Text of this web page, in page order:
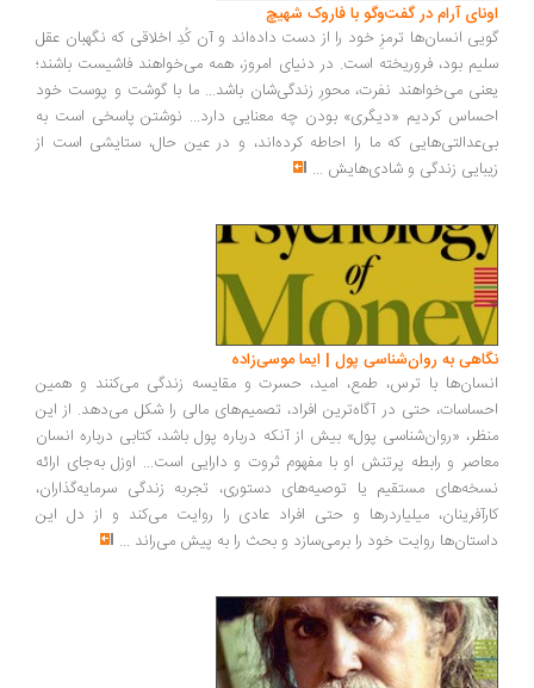
آرام در گفت‌وگو با فاروک شهیچ‭
انسان‌ها ترمزِ خود را از دست داده‌اند و آن کُدِ اخلاقی که نگهبان عقل
بود، فروریخته است. در دنیای امروز، همه می‌خواهند فاشیست باشند؛
می‌خواهند نفرت، محورِ زندگی‌شان باشد... ما با گوشت و پوست خود
کردیم «دیگری» بودن چه معنایی دارد... نوشتن پاسخی است به
که ما را احاطه کرده‌اند، و در عین حال، ستایشی است از
زندگی و شادی‌هایش...
به روان‌شناسی پول | ایما موسی‌زاده
با ترس، طمع، امید، حسرت و مقایسه زندگی می‌کنند و همین
حتی در آگاه‌ترین افراد، تصمیم‌های مالی را شکل می‌دهد. از این
«روان‌شناسی پول» بیش از آنکه درباره پول باشد، کتابی درباره انسان
و رابطه پرتنش او با مفهوم ثروت و دارایی است... اوزل به‌جای ارائه
مستقیم یا توصیه‌های دستوری، تجربه زندگی سرمایه‌گذاران،
میلیاردرها و حتی افراد عادی را روایت می‌کند و از دل این
روایت خود را برمی‌سازد و بحث را به پیش می‌راند ...